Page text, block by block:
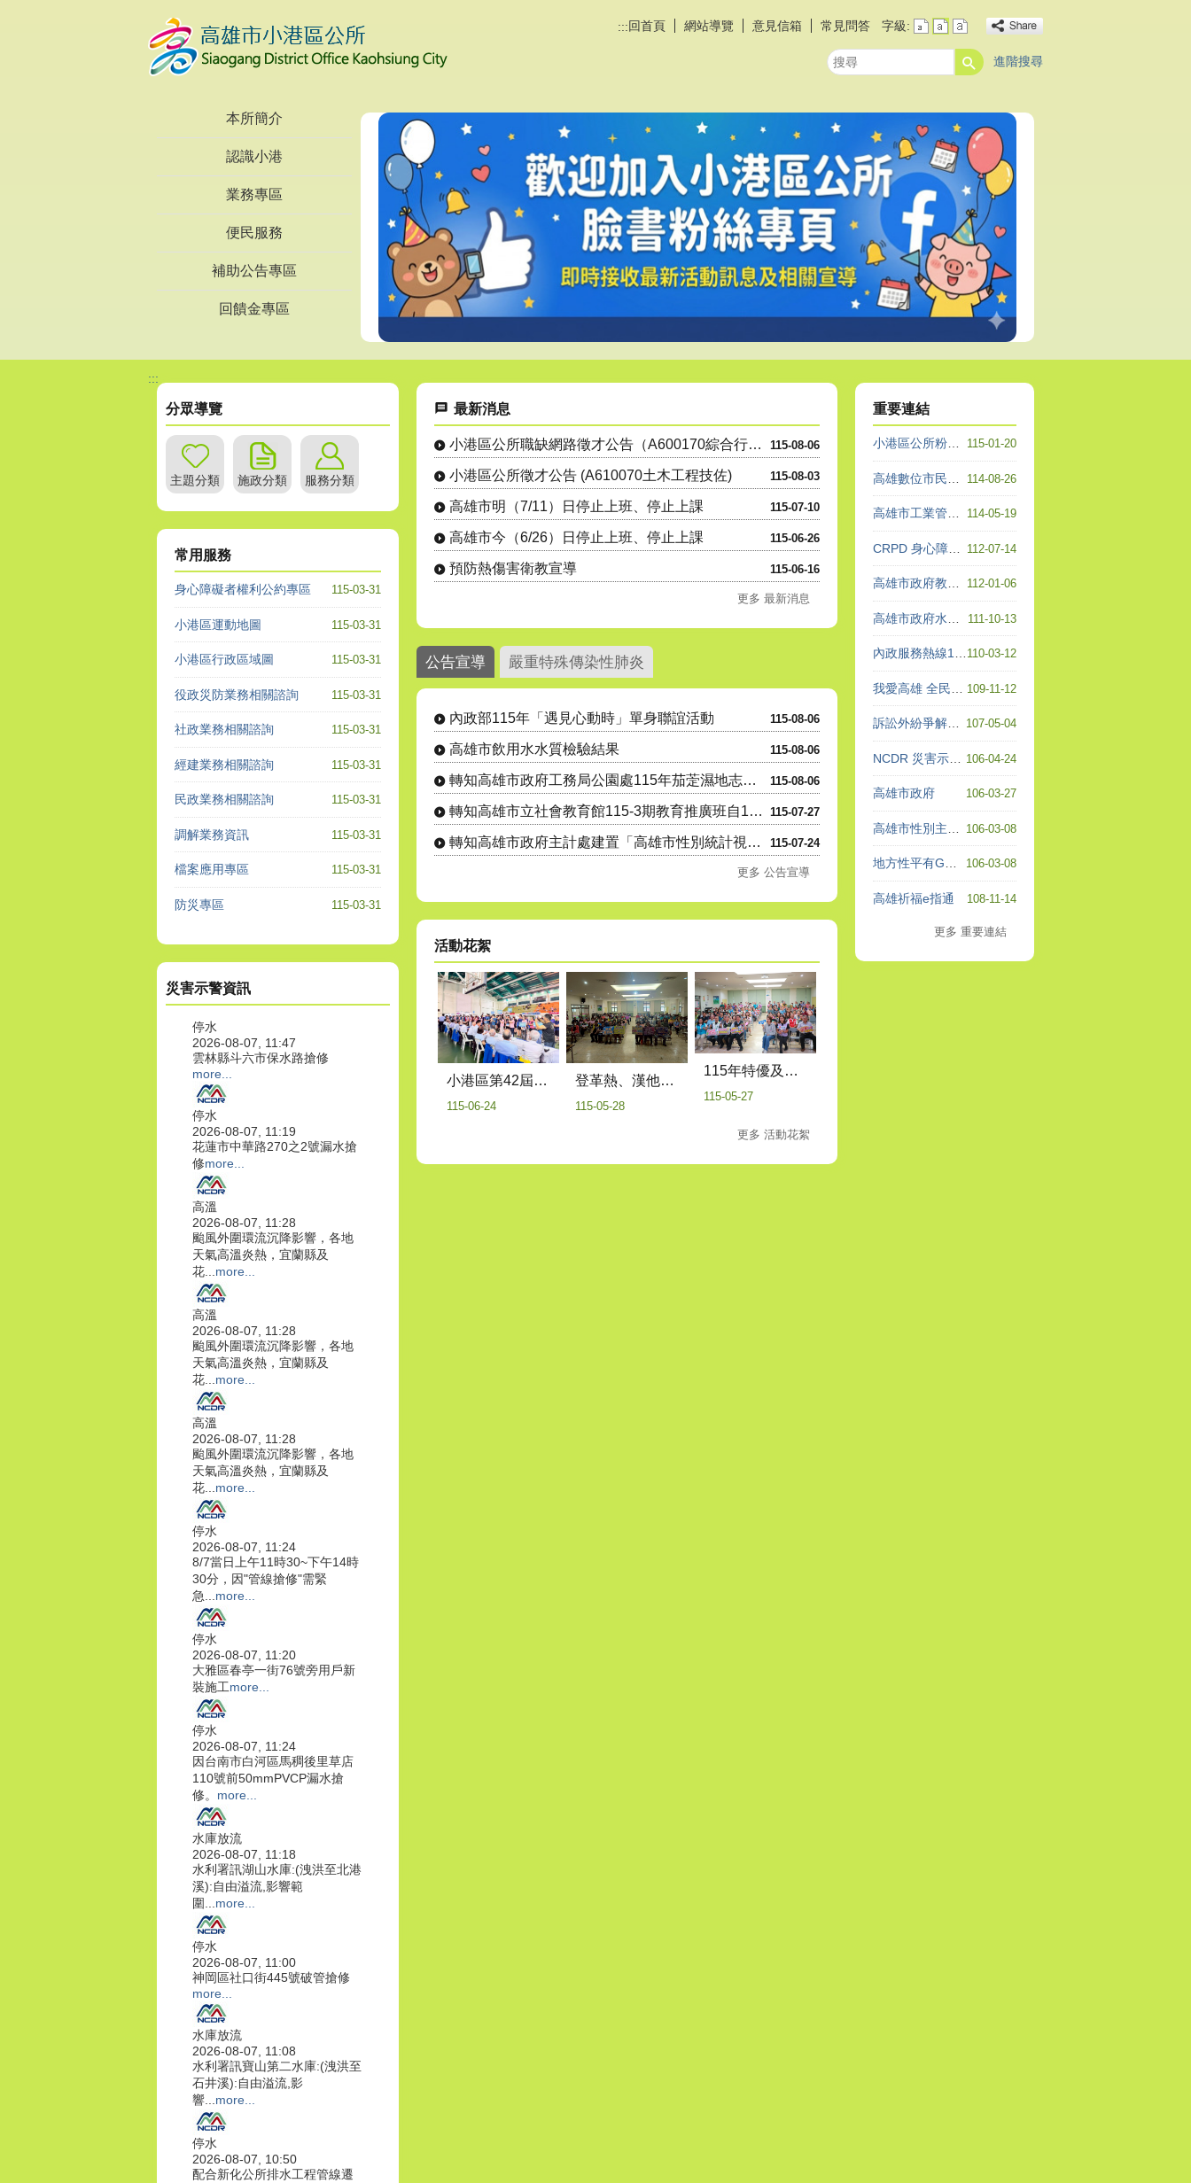
:::回首頁 網站導覽 意見信箱 常見問答 字級:
搜
進階搜尋
本所簡介
認識小港
業務專區
便民服務
補助公告專區
回饋金專區
:::
分眾導覽
主題分類 施政分類 服務分類
常用服務
115-03-31
身心障礙者權利公約專區
115-03-31
小港區運動地圖
115-03-31
小港區行政區域圖
115-03-31
役政災防業務相關諮詢
115-03-31
社政業務相關諮詢
115-03-31
經建業務相關諮詢
115-03-31
民政業務相關諮詢
115-03-31
調解業務資訊
115-03-31
檔案應用專區
115-03-31
防災專區
災害示警資訊
停水
2026-08-07, 11:47
雲林縣斗六市保水路搶修
more...
停水
2026-08-07, 11:19
花蓮市中華路270之2號漏水搶
修more...
高溫
2026-08-07, 11:28
颱風外圍環流沉降影響，各地
天氣高溫炎熱，宜蘭縣及
花...more...
高溫
2026-08-07, 11:28
颱風外圍環流沉降影響，各地
天氣高溫炎熱，宜蘭縣及
花...more...
高溫
2026-08-07, 11:28
颱風外圍環流沉降影響，各地
天氣高溫炎熱，宜蘭縣及
花...more...
停水
2026-08-07, 11:24
8/7當日上午11時30~下午14時
30分，因"管線搶修"需緊
急...more...
停水
2026-08-07, 11:20
大雅區春亭一街76號旁用戶新
裝施工more...
停水
2026-08-07, 11:24
因台南市白河區馬稠後里草店
110號前50mmPVCP漏水搶
修。 more...
水庫放流
2026-08-07, 11:18
水利署訊湖山水庫:(洩洪至北港
溪):自由溢流,影響範
圍...more...
停水
2026-08-07, 11:00
神岡區社口街445號破管搶修
more...
水庫放流
2026-08-07, 11:08
水利署訊寶山第二水庫:(洩洪至
石井溪):自由溢流,影
響...more...
停水
2026-08-07, 10:50
配合新化公所排水工程管線遷
最新消息
115-08-06
小港區公所職缺網路徵才公告（A600170綜合行政職系里幹事....
115-08-03
小港區公所徵才公告 (A610070土木工程技佐)
115-07-10
高雄市明（7/11）日停止上班、停止上課
115-06-26
高雄市今（6/26）日停止上班、停止上課
115-06-16
預防熱傷害衛教宣導
更多 最新消息
公告宣導 嚴重特殊傳染性肺炎
115-08-06
內政部115年「遇見心動時」單身聯誼活動
115-08-06
高雄市飲用水水質檢驗結果
115-08-06
轉知高雄市政府工務局公園處115年茄萣濕地志工(隊)招募
115-07-27
轉知高雄市立社會教育館115-3期教育推廣班自115年8月1....
115-07-24
轉知高雄市政府主計處建置「高雄市性別統計視覺化查詢平臺」，歡....
更多 公告宣導
活動花絮
小港區第42屆區長盃桌球錦標賽
115-06-24
登革熱、漢他病毒、交通安全及反毒宣導
115-05-28
115年特優及資深鄰長表揚活動暨健保業務及節能減碳宣導活動
115-05-27
更多 活動花絮
重要連結
115-01-20
小港區公所粉絲團
114-08-26
高雄數位市民平台
114-05-19
高雄市工業管線查詢系統
112-07-14
CRPD 身心障礙者權利公約
112-01-06
高雄市政府教育局各項表單下載專區
111-10-13
高雄市政府水利局 - 工程進度整合
110-03-12
內政服務熱線1996
109-11-12
我愛高雄 全民一起做志工
107-05-04
訴訟外紛爭解決（ADR）機 構查詢平台
106-04-24
NCDR 災害示警公開資料平台
106-03-27
高雄市政府
106-03-08
高雄市性別主流化及消除婦女歧視公約
106-03-08
地方性平有GO站
108-11-14
高雄祈福e指通
更多 重要連結